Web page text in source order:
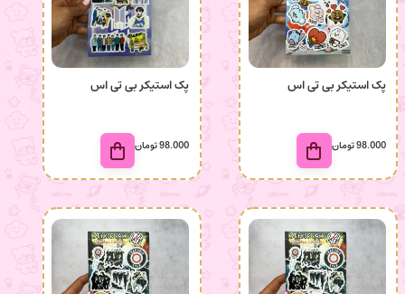
پک استیکر بی تی اس
98.000تومان
پک استیکر بی تی اس
98.000تومان